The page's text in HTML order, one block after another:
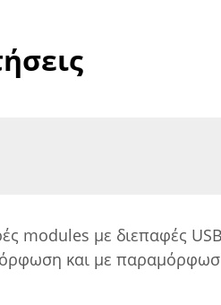
modules με διεπαφές
και με